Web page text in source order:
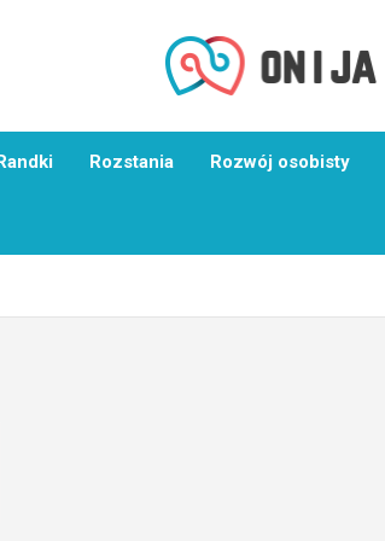
Rozstania Rozwój osobisty